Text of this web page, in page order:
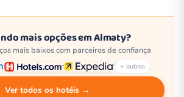
mais opções em Almaty?
mais baixos com parceiros de confiança
+ outros
Ver todos os hotéis →